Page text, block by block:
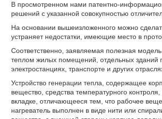
В просмотренном нами патентно-
решений с указанной совокупностью
На основании вышеизложенного можно
устраняет недостатки, имеющие место в
Соответственно, заявляемая полезная
теплом жилых помещений, отдельных зданий
электростанциях, транспорте и других
Устройство генерации тепла, содержащее
вещество, средства температурного
вкладке, отличающееся тем, что рабочее
нагреватель выполнен в виде нити или